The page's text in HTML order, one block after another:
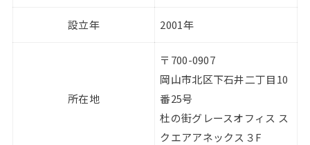
設立年 2001年
所在地
〒700-0907
岡山市北区下石井二丁目10
番25号
杜の街グレースオフィス ス
クエアアネックス３F